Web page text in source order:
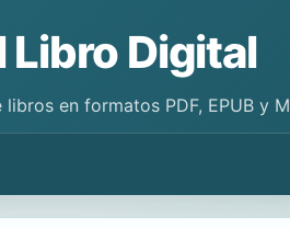
Libro Digital
en formatos PDF, EPUB y